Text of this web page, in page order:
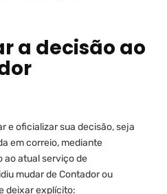
a decisão ao
e oficializar sua decisão, seja
em correio, mediante
ao atual serviço de
mudar de Contador ou
deixar explícito: